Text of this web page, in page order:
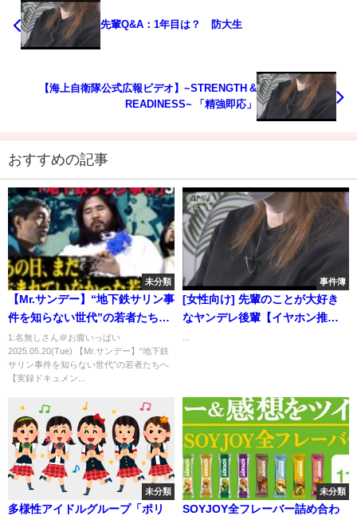
先輩Q&A：1年目は？ 防大生
【海上自衛隊公式広報ビデオ】~STRENGTH &
READINESS~ 「精強即応」
おすすめの記事
未分類
【Mr.サンデー】“地下鉄サリン事
件を知らない世代”の若者たちへ
【実録ドキュメント】
1:名無しさん＠お腹いっぱい
2025.05.20(Tue) 【Mr.サンデー】“地下鉄
サリン事件を知らない世代”の若者たちへ
【実録ドキュメン...
事件簿
[女性向け] 先輩のことが大好き
なヤンデレ後輩【イヤホン推
未分類
多様性アイドルグループ「ポリ
未分類
SOYJOY全フレーバー詰め合わ